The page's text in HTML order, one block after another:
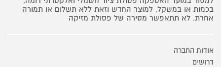
בכמות או במשקל, למוצר החדש וזאת ללא תשלום או תמורה
אחרת. לא תתאפשר מסירה של פסולת מזיקה
אודות החברה
דרושים